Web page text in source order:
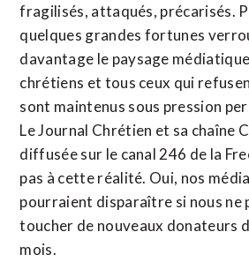
fragilisés, attaqués, précarisés.
quelques grandes fortunes
davantage le paysage
chrétiens et tous ceux qui
sont maintenus sous pression
Le Journal Chrétien et sa chaîne
diffusée sur le canal 246 de la
pas à cette réalité. Oui, nos
pourraient disparaître si nous ne
toucher de nouveaux donateurs
mois.